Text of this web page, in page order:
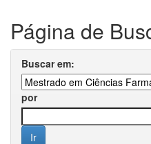
Página de
Buscar em:
por